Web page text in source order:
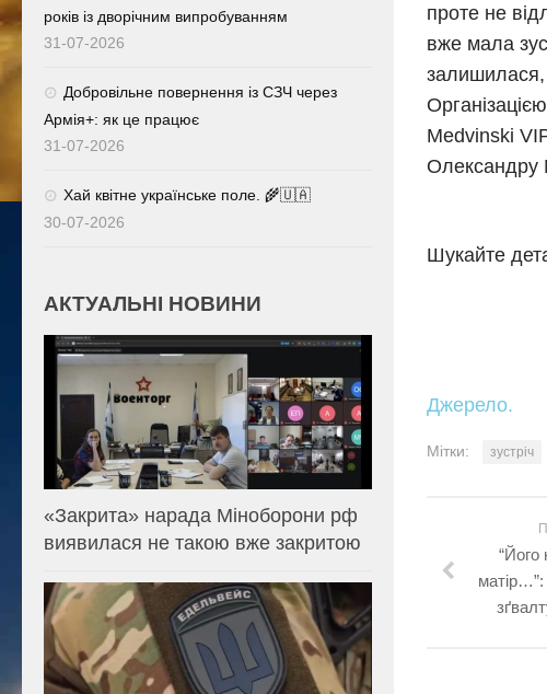
проте не
вже мала
залишилася,
Medvinski
Олександру
Шукайте
Джерело.
Мітки: зустріч
“Його
матір…”:
років із дворічним випробуванням
31-07-2026
Добровільне повернення із СЗЧ через
Армія+: як це працює
31-07-2026
Хай квітне українське поле. 🌾🇺🇦
30-07-2026
АКТУАЛЬНІ НОВИНИ
«Закрита» нарада Міноборони рф
виявилася не такою вже закритою